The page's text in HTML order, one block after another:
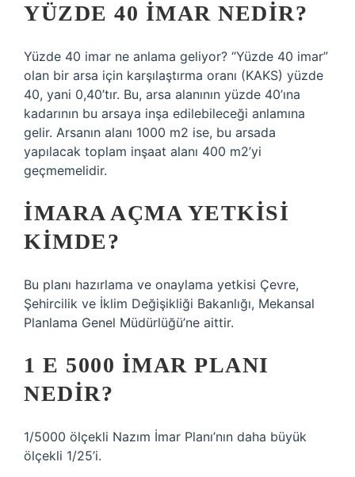
YÜZDE 40 IMAR NEDIR?
Yüzde 40 imar ne anlama geliyor? “Yüzde 40 imar”
olan bir arsa için karşılaştırma oranı (KAKS) yüzde
40, yani 0,40’tır. Bu, arsa alanının yüzde 40’ına
kadarının bu arsaya inşa edilebileceği anlamına
gelir. Arsanın alanı 1000 m2 ise, bu arsada
yapılacak toplam inşaat alanı 400 m2’yi
geçmemelidir.
İMARA AÇMA YETKISI
KIMDE?
Bu planı hazırlama ve onaylama yetkisi Çevre,
Şehircilik ve İklim Değişikliği Bakanlığı, Mekansal
Planlama Genel Müdürlüğü’ne aittir.
1 E 5000 İMAR PLANI
NEDIR?
1/5000 ölçekli Nazım İmar Planı’nın daha büyük
ölçekli 1/25’i.